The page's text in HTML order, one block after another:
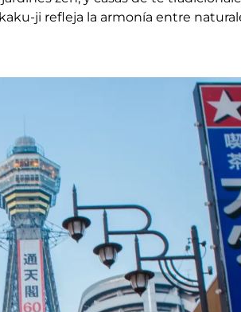
ji refleja la armonía entre